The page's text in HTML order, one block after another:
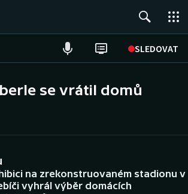
SLEDOVAT
se vrátil domů
na zrekonstruovaném stadionu v
vyhrál výběr domácích